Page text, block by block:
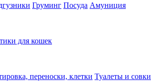
Груминг Посуда Амуниция
для кошек
переноски, клетки Туалеты и совки